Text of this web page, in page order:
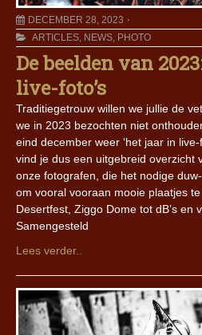
DECEMBER 28, 2023
ARTICLES, NEWS, PHOTO
De beelden van
live-foto’s
Traditiegetrouw willen we jullie de
we in 2023 bezochten niet
eind december weer ‘het jaar in live-
vind je dus een uitgebreid overzicht
onze fotografen, die het nodige
om vooral vooraan mooie plaatjes
Desertfest, Ziggo Dome tot dB’s en
Samengesteld
Lees verder..